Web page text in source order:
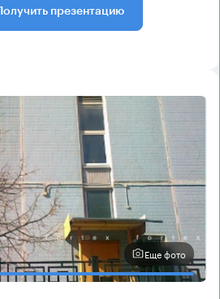
Получить презентацию
Еще фото